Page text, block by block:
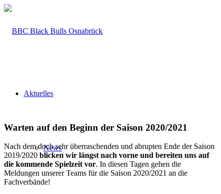
Aktuelles
News
Warten auf den Beginn der Saison 2020/2021
Nach dem doch sehr überraschenden und abrupten Ende der Saison
2019/2020 blicken wir längst nach vorne und bereiten uns auf
die kommende Spielzeit vor. In diesen Tagen gehen die
Meldungen unserer Teams für die Saison 2020/2021 an die
Fachverbände!